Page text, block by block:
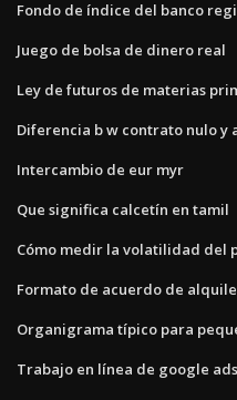
Fondo de índice del banco
Juego de bolsa de dinero real
Ley de futuros de materias
Diferencia b w contrato nulo y
Intercambio de eur myr
Que significa calcetín en tamil
Cómo medir la volatilidad del
Formato de acuerdo de
Organigrama típico para
Trabajo en línea de google